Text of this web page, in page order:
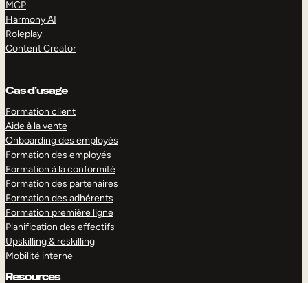
MCP
Harmony AI
Roleplay
Content Creator
Cas d’usage
Formation client
Aide à la vente
Onboarding des employés
Formation des employés
Formation à la conformité
Formation des partenaires
Formation des adhérents
Formation première ligne
Planification des effectifs
Upskilling & reskilling
Mobilité interne
Resources